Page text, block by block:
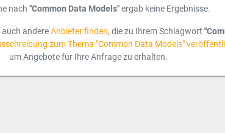
nach "Common Data Models"ergab keine Ergebnisse.
auch andereAnbieter finden, die zu Ihrem Schlagwort
zum Thema "Common Data Models"
um Angebote für Ihre Anfrage zu erhalten.